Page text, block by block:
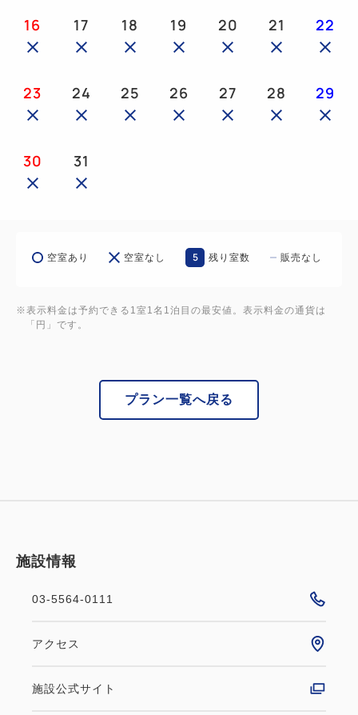
16 17 18 19 20 21 22
23 24 25 26 27 28 29
30 31
空室あり 空室なし 5 残り室数 販売なし
※表示料金は予約できる1室1名1泊目の最安値。表示料金の通貨は
「円」です。
プラン一覧へ戻る
施設情報
03-5564-0111
アクセス
施設公式サイト